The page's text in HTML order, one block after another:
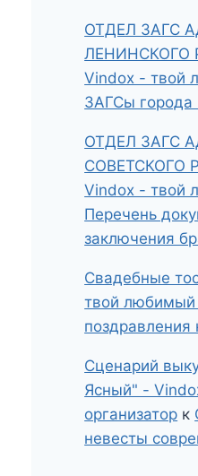
ОТДЕЛ ЗАГС
ЛЕНИНСКОГО
Vindox - твой
ЗАГСы города
ОТДЕЛ ЗАГС
СОВЕТСКОГО
Vindox - твой
Перечень
заключения
Свадебные
твой любимый
поздравления
Сценарий
Ясный" -
организатор к
невесты